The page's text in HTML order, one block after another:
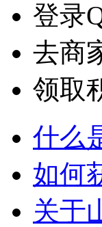
登录
去商
领取
什么
如何
关于